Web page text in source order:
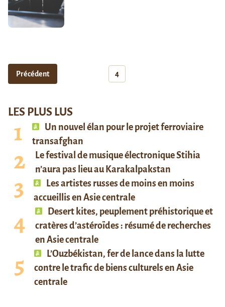
Précédent 4
LES PLUS LUS
Un nouvel élan pour le projet ferroviaire
transafghan
Le festival de musique électronique Stihia
n’aura pas lieu au Karakalpakstan
Les artistes russes de moins en moins
accueillis en Asie centrale
Desert kites, peuplement préhistorique et
cratères d’astéroïdes : résumé de recherches
en Asie centrale
L’Ouzbékistan, fer de lance dans la lutte
contre le trafic de biens culturels en Asie
centrale